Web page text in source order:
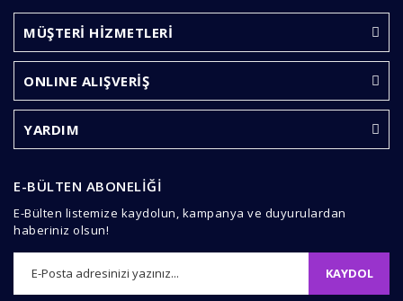
Yorum Yaz
formunu kullanarak tarafımıza iletebilirsiniz.
Görüş ve önerileriniz için teşekkür ederiz.
Ürün resmi kalitesiz, bozuk veya görüntülenemiyor.
Ürün açıklamasında eksik bilgiler bulunuyor.
Ürün fiyatı diğer sitelerden daha pahalı.
Gönder
MÜŞTERİ HİZMETLERİ
ONLINE ALIŞVERİŞ
YARDIM
E-BÜLTEN ABONELİĞİ
E-Bülten listemize kaydolun, kampanya ve duyurulardan
haberiniz olsun!
KAYDOL